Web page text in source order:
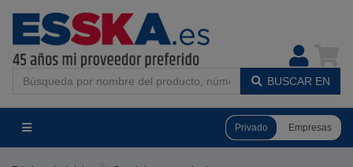
BUSCAR EN
Privado Empresas